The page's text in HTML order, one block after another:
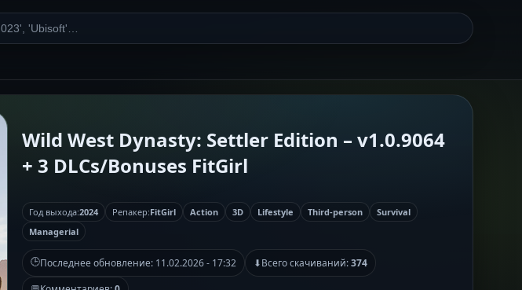
Wild West Dynasty: Settler Edition – v1.0.9064
+ 3 DLCs/Bonuses FitGirl
Год выхода:2024 Репакер:FitGirl Action 3D Lifestyle Third-person
Survival
Managerial
🕒Последнее обновление: 11.02.2026 - 17:32 ⬇Всего скачиваний:374